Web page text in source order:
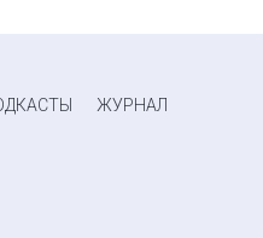
ЖУРНАЛ